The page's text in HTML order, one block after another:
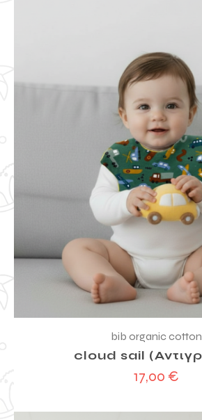
bib organic cotton
cloud sail
17,00 €